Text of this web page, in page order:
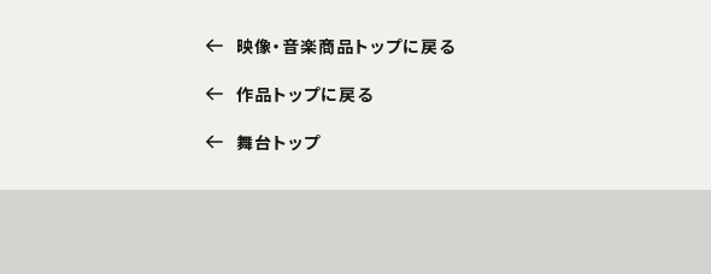
映像・音楽商品トップに戻る
作品トップに戻る
舞台トップ